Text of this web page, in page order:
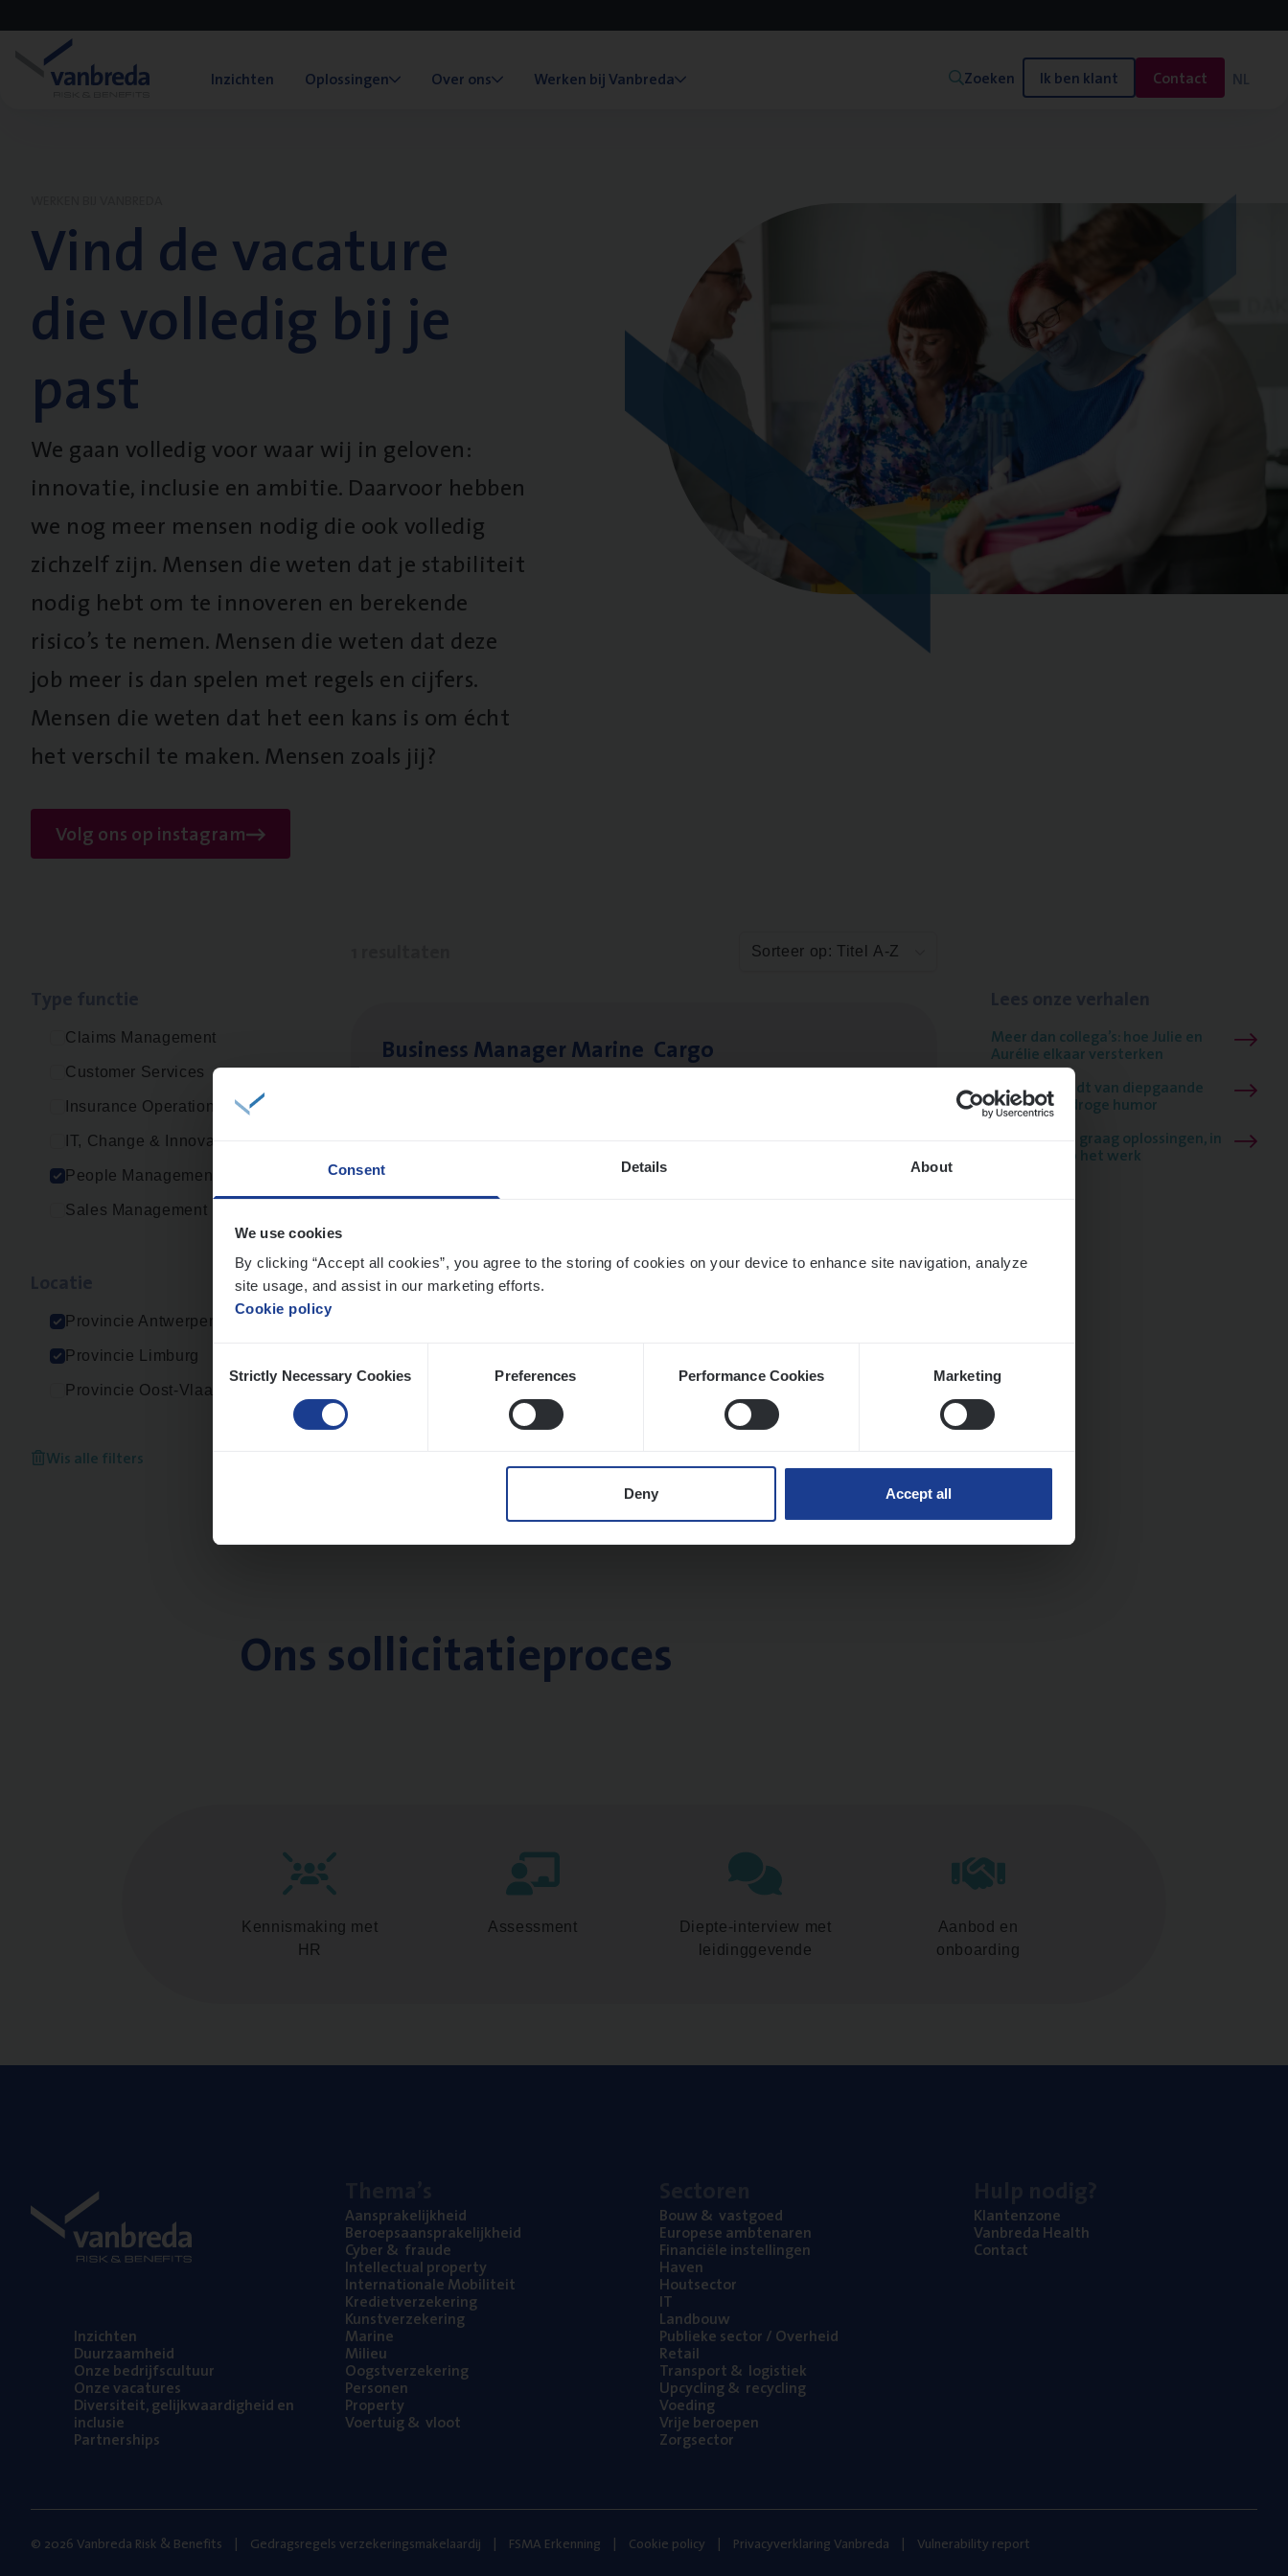
Consent Details About
We use cookies
By clicking “Accept all cookies”, you agree to the storing of cookies on your device to enhance site navigation, analyze
site usage, and assist in our marketing efforts.
Cookie policy
Selection
Strictly Necessary Cookies Preferences Performance Cookies Marketing
Deny Accept all
Inzichten Oplossingen Over ons Werken bij Vanbreda Zoeken Ik ben klant Contact NL
Vind de vacature
die volledig bij je
past
We gaan volledig voor waar wij in geloven:
innovatie, inclusie en ambitie. Daarvoor hebben
we nog meer mensen nodig die ook volledig
zichzelf zijn. Mensen die weten dat je stabiliteit
nodig hebt om te innoveren en berekende
risico’s te nemen. Mensen die weten dat deze
job meer is dan spelen met regels en cijfers.
Mensen die weten dat het een kans is om écht
het verschil te maken. Mensen zoals jij?
Volg ons op instagram
Claims Management
Customer Services
Insurance Operations
IT, Change & Innovation
People Management
Sales Management
Provincie Antwerpen
Provincie Limburg
Provincie Oost-Vlaanderen
Wis alle filters
Sorteer op: Titel A-Z
Busi­ness Mana­ger Mari­ne Cargo Meer dan collega’s: hoe Julie en
Aurélie elkaar versterken
Mathias houdt van diepgaande
dossiers én droge humor
Thalia zoekt graag oplossingen, in
games én op het werk
Ons sollicitatieproces
Kennismaking met
HR
Assessment
Diepte-interview met
leidinggevende
Aanbod en
onboarding
Inzich­ten
Duur­zaam­heid
Onze bedrijfs­cul­tuur
Onze vaca­tu­res
Diver­si­teit, gelijk­waar­dig­heid en
inclusie
Part­ner­ships
Aan­spra­ke­lijk­heid
Beroeps­aan­spra­ke­lijk­heid
Cyber& fraude
Intel­lec­tu­al property
Inter­na­ti­o­na­le Mobiliteit
Kre­diet­ver­ze­ke­ring
Kunst­ver­ze­ke­ring
Mari­ne
Mili­eu
Oogst­ver­ze­ke­ring
Per­so­nen
Pro­per­ty
Voer­tuig& vloot
Bouw& vastgoed
Euro­pe­se ambtenaren
Finan­ci­ë­le instellingen
Haven
Hout­sec­tor
IT
Land­bouw
Publie­ke sec­tor / Overheid
Retail
Trans­port& logistiek
Upcy­cling& recycling
Voe­ding
Vrije beroe­pen
Zorg­sec­tor
Klan­ten­zo­ne
Van­b­re­da Health
Con­tact
© 2026 Vanbreda Risk & Benefits Gedragsregels verzekeringsmakelaardij FSMA Erkenning Cookie policy Privacyverklaring Vanbreda Vulnerability report